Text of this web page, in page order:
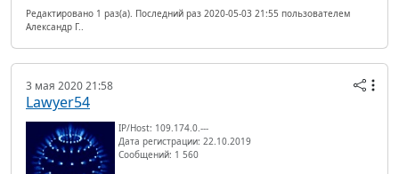
Редактировано 1 раз(а). Последний раз 2020-05-03 21:55 пользователем
Александр Г..
3 мая 2020 21:58
Lawyer54
IP/Host: 109.174.0.---
Дата регистрации: 22.10.2019
Сообщений: 1 560